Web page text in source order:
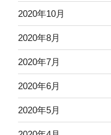
2020年10月
2020年8月
2020年7月
2020年6月
2020年5月